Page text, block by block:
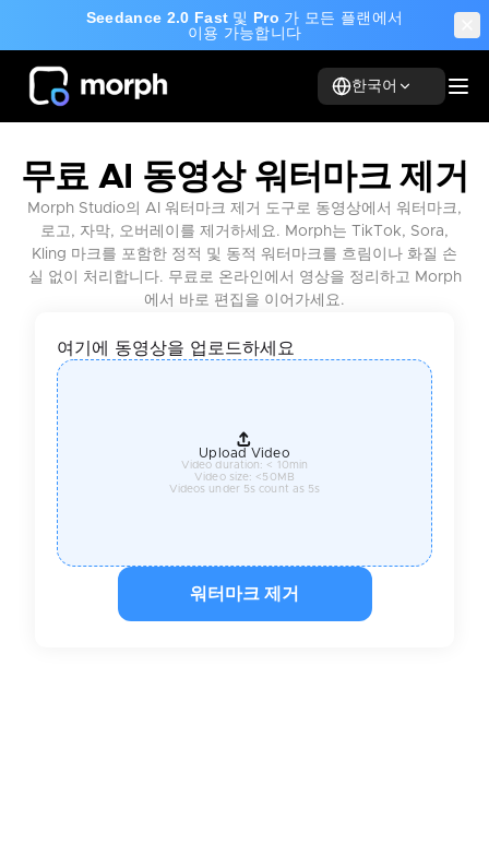
Seedance 2.0 Fast 및 Pro 가 모든 플랜에서
이용 가능합니다
한국어
무료 AI 동영상 워터마크 제거
Morph Studio의 AI 워터마크 제거 도구로 동영상에서 워터마크,
로고, 자막, 오버레이를 제거하세요. Morph는 TikTok, Sora,
Kling 마크를 포함한 정적 및 동적 워터마크를 흐림이나 화질 손
실 없이 처리합니다. 무료로 온라인에서 영상을 정리하고 Morph
에서 바로 편집을 이어가세요.
여기에 동영상을 업로드하세요
Upload Video
Video duration: < 10min
Video size: <50MB
Videos under 5s count as 5s
워터마크 제거